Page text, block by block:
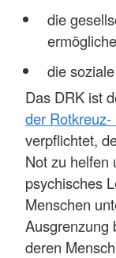
die
die
Das DRK ist
der
verpflichtet,
Not zu helfen
psychisches
Menschen
Ausgrenzung
deren